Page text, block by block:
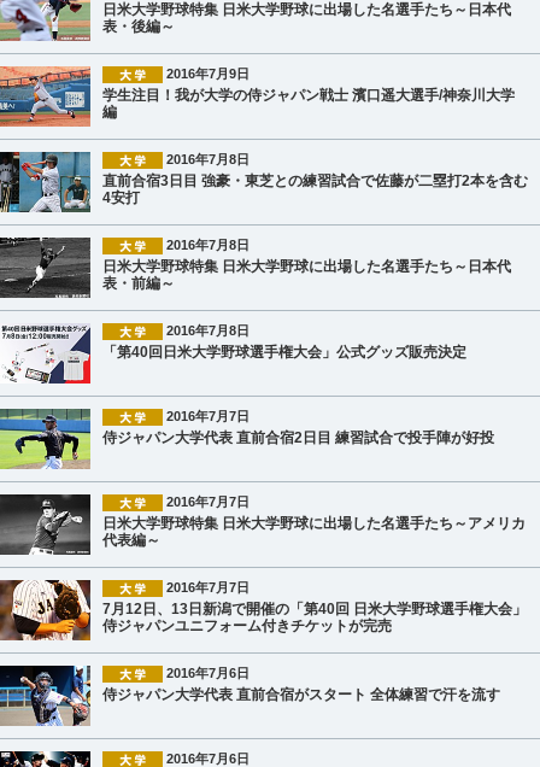
日米大学野球特集 日米大学野球に出場した名選手たち～日本代
表・後編～
2016年7月9日
学生注目！我が大学の侍ジャパン戦士 濱口遥大選手/神奈川大学
編
2016年7月8日
直前合宿3日目 強豪・東芝との練習試合で佐藤が二塁打2本を含む
4安打
2016年7月8日
日米大学野球特集 日米大学野球に出場した名選手たち～日本代
表・前編～
2016年7月8日
「第40回日米大学野球選手権大会」公式グッズ販売決定
2016年7月7日
侍ジャパン大学代表 直前合宿2日目 練習試合で投手陣が好投
2016年7月7日
日米大学野球特集 日米大学野球に出場した名選手たち～アメリカ
代表編～
2016年7月7日
7月12日、13日新潟で開催の「第40回 日米大学野球選手権大会」
侍ジャパンユニフォーム付きチケットが完売
2016年7月6日
侍ジャパン大学代表 直前合宿がスタート 全体練習で汗を流す
2016年7月6日